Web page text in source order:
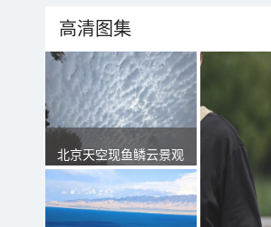
高清图集
北京天空现鱼鳞云景观